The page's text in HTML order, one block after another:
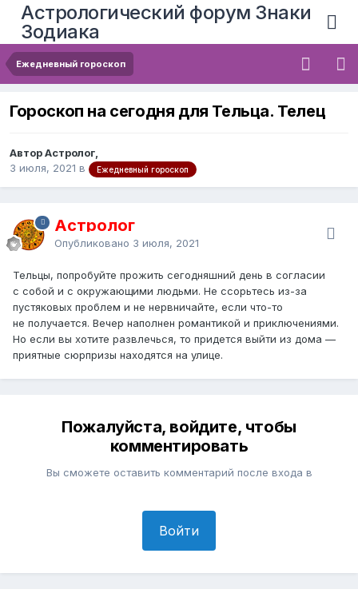
Астрологический форум Знаки
Зодиака
Ежедневный гороскоп
Гороскоп на сегодня для Тельца. Телец
Автор Астролог,
3 июля, 2021 в Ежедневный гороскоп
Астролог
Опубликовано 3 июля, 2021
Тельцы, попробуйте прожить сегодняшний день в согласии
с собой и с окружающими людьми. Не ссорьтесь из-за
пустяковых проблем и не нервничайте, если что-то
не получается. Вечер наполнен романтикой и приключениями.
Но если вы хотите развлечься, то придется выйти из дома —
приятные сюрпризы находятся на улице.
Пожалуйста, войдите, чтобы
комментировать
Вы сможете оставить комментарий после входа в
Войти